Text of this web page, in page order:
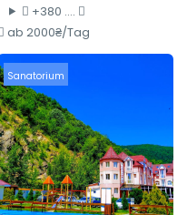
+380 ....
ab 2000₴/Tag
Sanatorium